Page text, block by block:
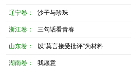
辽宁卷： 沙子与珍珠
浙江卷： 三句话看青春
山东卷： 以“莫言接受批评”为材料
湖南卷： 我愿意